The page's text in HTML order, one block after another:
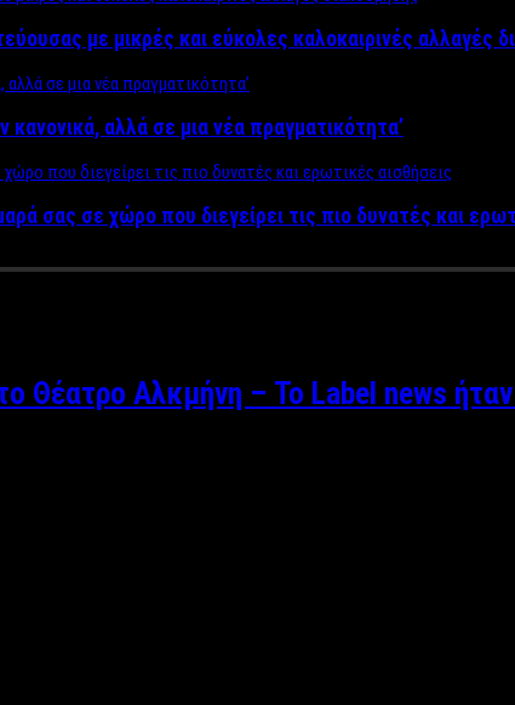
με μικρές και εύκολες καλοκαιρινές αλλαγές
κανονικά, αλλά σε μια νέα πραγματικότητα’
σας σε χώρο που διεγείρει τις πιο δυνατές και
Θέατρο Αλκμήνη – Το Label news